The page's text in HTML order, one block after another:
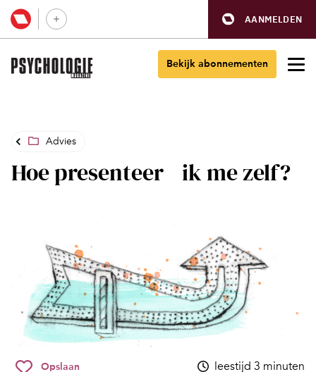
AANMELDEN
Bekijk abonnementen
Advies
Hoe presenteer ik me zelf?
Opslaan leestijd 3 minuten